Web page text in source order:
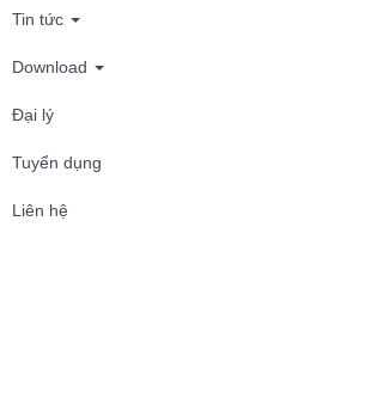
Tin tức
Download
Đại lý
Tuyển dụng
Liên hệ